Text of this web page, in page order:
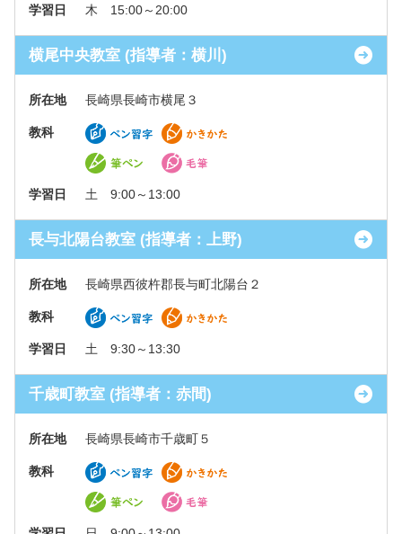
学習日 木 15:00～20:00
横尾中央教室 (指導者：横川)
所在地 長崎県長崎市横尾３
教科
学習日 土 9:00～13:00
長与北陽台教室 (指導者：上野)
所在地 長崎県西彼杵郡長与町北陽台２
教科
学習日 土 9:30～13:30
千歳町教室 (指導者：赤間)
所在地 長崎県長崎市千歳町５
教科